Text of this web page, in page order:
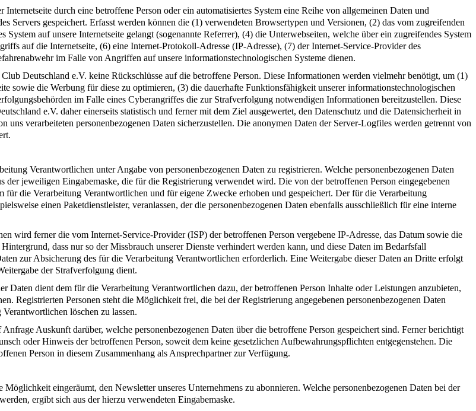
durch eine betroffene Person oder ein automatisiertes System eine Reihe von allgemeinen Daten und
Servers gespeichert. Erfasst werden können die (1) verwendeten Browsertypen und Versionen, (2) das vom zugreifenden
auf unsere Internetseite gelangt (sogenannte Referrer), (4) die Unterwebseiten, welche über ein zugreifendes System
auf die Internetseite, (6) eine Internet-Protokoll-Adresse (IP-Adresse), (7) der Internet-Service-Provider des
im Falle von Angriffen auf unsere informationstechnologischen Systeme dienen.
Deutschland e.V. keine Rückschlüsse auf die betroffene Person. Diese Informationen werden vielmehr benötigt, um (1)
sowie die Werbung für diese zu optimieren, (3) die dauerhafte Funktionsfähigkeit unserer informationstechnologischen
im Falle eines Cyberangriffes die zur Strafverfolgung notwendigen Informationen bereitzustellen. Diese
e.V. daher einerseits statistisch und ferner mit dem Ziel ausgewertet, den Datenschutz und die Datensicherheit in
verarbeiteten personenbezogenen Daten sicherzustellen. Die anonymen Daten der Server-Logfiles werden getrennt von
Verantwortlichen unter Angabe von personenbezogenen Daten zu registrieren. Welche personenbezogenen Daten
jeweiligen Eingabemaske, die für die Registrierung verwendet wird. Die von der betroffenen Person eingegebenen
die Verarbeitung Verantwortlichen und für eigene Zwecke erhoben und gespeichert. Der für die Verarbeitung
einen Paketdienstleister, veranlassen, der die personenbezogenen Daten ebenfalls ausschließlich für eine interne
wird ferner die vom Internet-Service-Provider (ISP) der betroffenen Person vergebene IP-Adresse, das Datum sowie die
dass nur so der Missbrauch unserer Dienste verhindert werden kann, und diese Daten im Bedarfsfall
zur Absicherung des für die Verarbeitung Verantwortlichen erforderlich. Eine Weitergabe dieser Daten an Dritte erfolgt
der Strafverfolgung dient.
dient dem für die Verarbeitung Verantwortlichen dazu, der betroffenen Person Inhalte oder Leistungen anzubieten,
Registrierten Personen steht die Möglichkeit frei, die bei der Registrierung angegebenen personenbezogenen Daten
löschen zu lassen.
Auskunft darüber, welche personenbezogenen Daten über die betroffene Person gespeichert sind. Ferner berichtigt
oder Hinweis der betroffenen Person, soweit dem keine gesetzlichen Aufbewahrungspflichten entgegenstehen. Die
Person in diesem Zusammenhang als Ansprechpartner zur Verfügung.
eingeräumt, den Newsletter unseres Unternehmens zu abonnieren. Welche personenbezogenen Daten bei der
ergibt sich aus der hierzu verwendeten Eingabemaske.